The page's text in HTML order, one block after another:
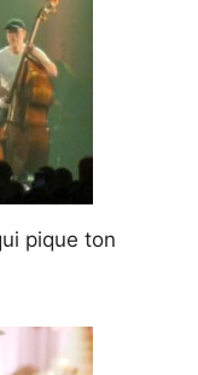
pique ton